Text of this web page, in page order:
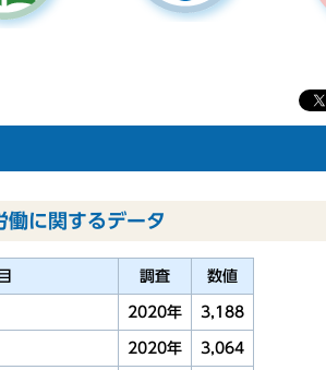
働に関するデータ
調査 数値
2020年 3,188
2020年 3,064